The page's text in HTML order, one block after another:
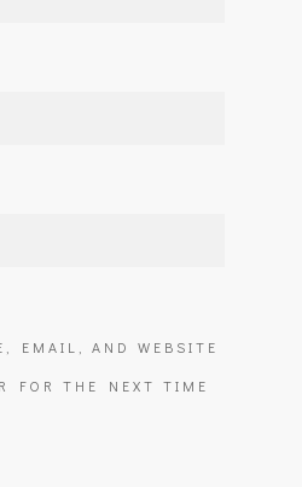
EMAIL, AND WEBSITE
FOR THE NEXT TIME